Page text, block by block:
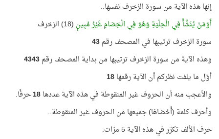
إنها هذه الآية من سورة الزخرف نفسها..
أَوَمَنْ يُنَشَّأُ فِي الْحِلْيَةِ وَهُوَ فِي الْخِصَامِ غَيْرُ مُبِينٍ (18) الزخرف
سورة الزخرف ترتيبها في المصحف رقم43
وهذه الآية من سورة الزخرف ترتيبها من بداية المصحف رقم4343
أوّل ما يلفت نظركم أن الآية رقمها18
والأعجب منه أن الحروف غير المنقوطة في هذه الآية عددها18حرفًا.
وأحرف كلمة (أَحْصَاهَا) جميعها من الحروف غير المنقوطة..
حرف الألف تكرّر في هذه الآية 5 مرّات.